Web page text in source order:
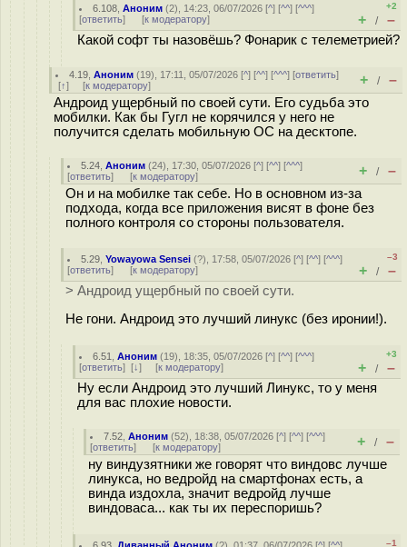
6.108 ,Аноним (2), 14:23, 06/07/2026 [^] [^^] [^^^]
[ответить] [к модератору]
+2
+ / –
Какой софт ты назовёшь? Фонарик с телеметрией?
4.19 ,Аноним (19), 17:11, 05/07/2026 [^] [^^] [^^^] [ответить]
[↑] [к модератору] + / –
Андроид ущербный по своей сути. Его судьба это
мобилки. Как бы Гугл не корячился у него не
получится сделать мобильную ОС на десктопе.
5.24 ,Аноним (24), 17:30, 05/07/2026 [^] [^^] [^^^]
[ответить] [к модератору] + / –
Он и на мобилке так себе. Но в основном из-за
подхода, когда все приложения висят в фоне без
полного контроля со стороны пользователя.
5.29 ,Yowayowa Sensei (?), 17:58, 05/07/2026 [^] [^^] [^^^]
[ответить] [к модератору]
–3
+ / –
> Андроид ущербный по своей сути.
Не гони. Андроид это лучший линукс (без иронии!).
6.51 ,Аноним (19), 18:35, 05/07/2026 [^] [^^] [^^^]
[ответить] [↓] [к модератору]
+3
+ / –
Ну если Андроид это лучший Линукс, то у меня
для вас плохие новости.
7.52 ,Аноним (52), 18:38, 05/07/2026 [^] [^^] [^^^]
[ответить] [к модератору] + / –
ну виндузятники же говорят что виндовс лучше
линукса, но ведройд на смартфонах есть, а
винда издохла, значит ведройд лучше
виндоваса... как ты их переспоришь?
–1